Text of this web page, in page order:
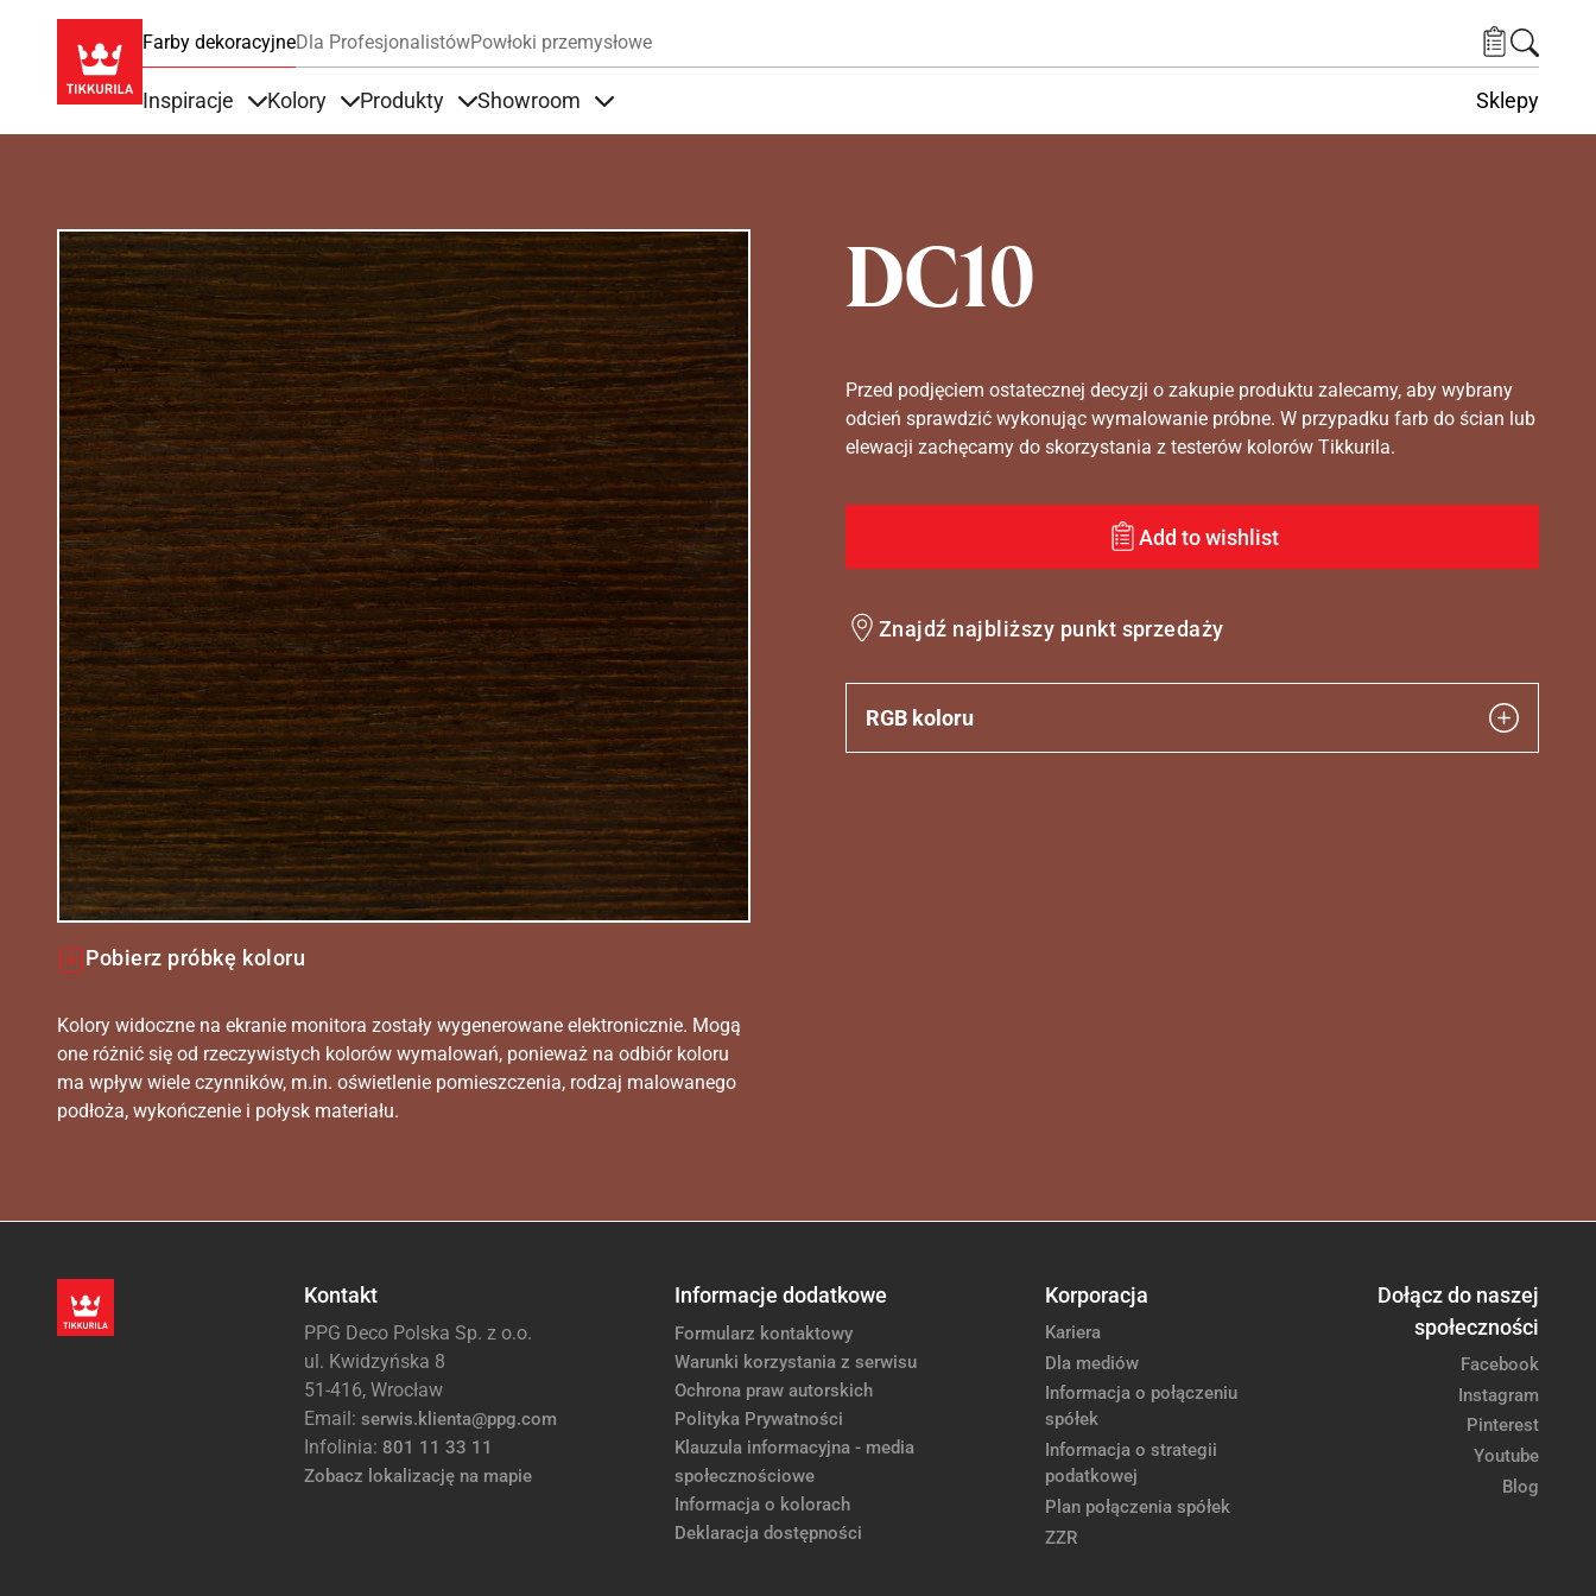
Farby dekoracyjneDla ProfesjonalistówPowłoki przemysłowe
Inspiracje Kolory Produkty Showroom Sklepy
DC10
Pobierz próbkę koloru
Kolory widoczne na ekranie monitora zostały wygenerowane elektronicznie. Mogą
one różnić się od rzeczywistych kolorów wymalowań, ponieważ na odbiór koloru
ma wpływ wiele czynników, m.in. oświetlenie pomieszczenia, rodzaj malowanego
podłoża, wykończenie i połysk materiału.
Przed podjęciem ostatecznej decyzji o zakupie produktu zalecamy, aby wybrany
odcień sprawdzić wykonując wymalowanie próbne. W przypadku farb do ścian lub
elewacji zachęcamy do skorzystania z testerów kolorów Tikkurila.
Add to wishlist
Znajdź najbliższy punkt sprzedaży
RGB koloru
Kontakt
PPG Deco Polska Sp. z o.o.
ul. Kwidzyńska 8
51-416, Wrocław
Email: serwis.klienta@ppg.com
Infolinia: 801 11 33 11
Zobacz lokalizację na mapie
Informacje dodatkowe
Formularz kontaktowy
Warunki korzystania z serwisu
Ochrona praw autorskich
Polityka Prywatności
Klauzula informacyjna - media
społecznościowe
Informacja o kolorach
Deklaracja dostępności
Korporacja
Kariera
Dla mediów
Informacja o połączeniu
spółek
Informacja o strategii
podatkowej
Plan połączenia spółek
ZZR
Dołącz do naszej
społeczności
Facebook
Instagram
Pinterest
Youtube
Blog